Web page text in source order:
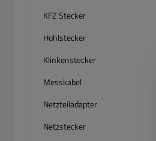
KFZ Stecker
Hohlstecker
Klinkenstecker
Messkabel
Netzteiladapter
Netzstecker